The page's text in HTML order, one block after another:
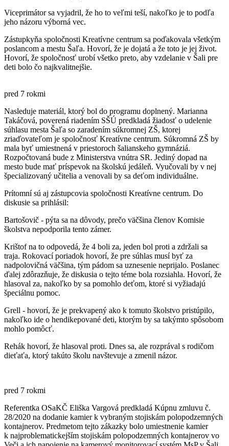
Viceprimátor sa vyjadril, že ho to veľmi teší, nakoľko je to podľa
jeho názoru výborná vec.
Zástupkyňa spoločnosti Kreatívne centrum sa poďakovala všetkým
poslancom a mestu Šaľa. Hovorí, že je dojatá a že toto je jej život.
Hovorí, že spoločnosť urobí všetko preto, aby vzdelanie v Šali pre
deti bolo čo najkvalitnejšie.
pred 7 rokmi
Nasleduje materiál, ktorý bol do programu doplnený. Marianna
Takáčová, poverená riadením SŠÚ predkladá žiadosť o udelenie
súhlasu mesta Šaľa so zaradením súkromnej ZŠ, ktorej
zriaďovateľom je spoločnosť Kreatívne centrum. Súkromná ZŠ by
mala byť umiestnená v priestoroch šalianskeho gymnáziá.
Rozpočtovaná bude z Ministerstva vnútra SR. Jediný dopad na
mesto bude mať príspevok na školskú jedáleň. Vyučovali by v nej
špecializovaný učitelia a venovali by sa deťom individuálne.
Prítomní sú aj zástupcovia spoločnosti Kreatívne centrum. Do
diskusie sa prihlásil:
Bartošovič - pýta sa na dôvody, prečo väčšina členov Komisie
školstva nepodporila tento zámer.
Krištof na to odpovedá, že 4 boli za, jeden bol proti a zdržali sa
traja. Rokovací poriadok hovorí, že pre súhlas musí byť za
nadpolovičná väčšina, tým pádom sa uznesenie neprijalo. Poslanec
ďalej zdôrazňuje, že diskusia o tejto téme bola rozsiahla. Hovorí, že
hlasoval za, nakoľko by sa pomohlo deťom, ktoré si vyžiadajú
špeciálnu pomoc.
Grell - hovorí, že je prekvapený ako k tomuto školstvo pristúpilo,
nakoľko ide o hendikepované deti, ktorým by sa takýmto spôsobom
mohlo pomôcť.
Rehák hovorí, že hlasoval proti. Dnes sa, ale rozprával s rodičom
dieťaťa, ktorý takúto školu navštevuje a zmenil názor.
pred 7 rokmi
Referentka OSaKČ Eliška Vargová predkladá Kúpnu zmluvu č.
28/2020 na dodanie kamier k vybraným stojiskám polopodzemných
kontajnerov. Predmetom tejto zákazky bolo umiestnenie kamier
k najproblematickejším stojiskám polopodzemných kontajnerov vo